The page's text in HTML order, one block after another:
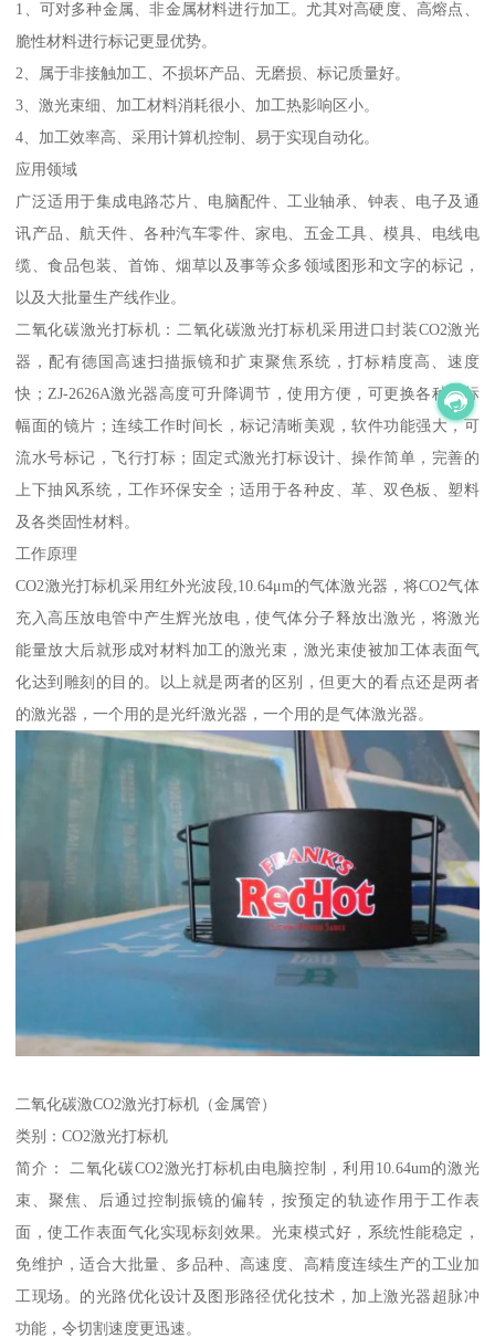
1、可对多种金属、非金属材料进行加工。尤其对高硬度、高熔点、
脆性材料进行标记更显优势。
2、属于非接触加工、不损坏产品、无磨损、标记质量好。
3、激光束细、加工材料消耗很小、加工热影响区小。
4、加工效率高、采用计算机控制、易于实现自动化。
应用领域
广泛适用于集成电路芯片、电脑配件、工业轴承、钟表、电子及通
讯产品、航天件、各种汽车零件、家电、五金工具、模具、电线电
缆、食品包装、首饰、烟草以及事等众多领域图形和文字的标记，
以及大批量生产线作业。
二氧化碳激光打标机：二氧化碳激光打标机采用进口封装CO2激光
器，配有德国高速扫描振镜和扩束聚焦系统，打标精度高、速度
快；ZJ-2626A激光器高度可升降调节，使用方便，可更换各种打标
幅面的镜片；连续工作时间长，标记清晰美观，软件功能强大，可
流水号标记，飞行打标；固定式激光打标设计、操作简单，完善的
上下抽风系统，工作环保安全；适用于各种皮、革、双色板、塑料
及各类固性材料。
工作原理
CO2激光打标机采用红外光波段,10.64μm的气体激光器，将CO2气体
充入高压放电管中产生辉光放电，使气体分子释放出激光，将激光
能量放大后就形成对材料加工的激光束，激光束使被加工体表面气
化达到雕刻的目的。以上就是两者的区别，但更大的看点还是两者
的激光器，一个用的是光纤激光器，一个用的是气体激光器。
二氧化碳激CO2激光打标机（金属管）
类别：CO2激光打标机
简介： 二氧化碳CO2激光打标机由电脑控制，利用10.64um的激光
束、聚焦、后通过控制振镜的偏转，按预定的轨迹作用于工作表
面，使工作表面气化实现标刻效果。光束模式好，系统性能稳定，
免维护，适合大批量、多品种、高速度、高精度连续生产的工业加
工现场。的光路优化设计及图形路径优化技术，加上激光器超脉冲
功能，令切割速度更迅速。